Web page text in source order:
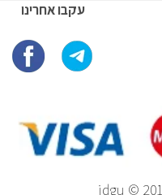
עקבו אחרינו